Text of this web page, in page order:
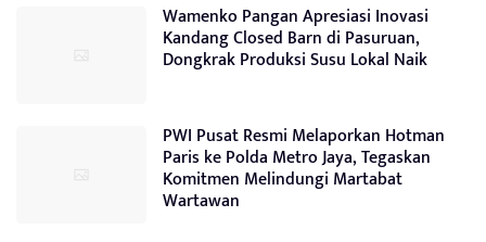
Wamenko Pangan Apresiasi Inovasi
Kandang Closed Barn di Pasuruan,
Dongkrak Produksi Susu Lokal Naik
PWI Pusat Resmi Melaporkan Hotman
Paris ke Polda Metro Jaya, Tegaskan
Komitmen Melindungi Martabat
Wartawan